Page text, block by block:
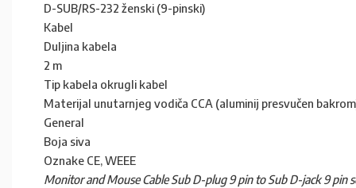
D-SUB/RS-232 ženski (9-pinski)
Kabel
Duljina kabela
2 m
Tip kabela okrugli kabel
Materijal unutarnjeg vodiča CCA (aluminij presvučen
General
Boja siva
Oznake CE, WEEE
Monitor and Mouse Cable Sub D-plug 9 pin to Sub D-jack 9 pin